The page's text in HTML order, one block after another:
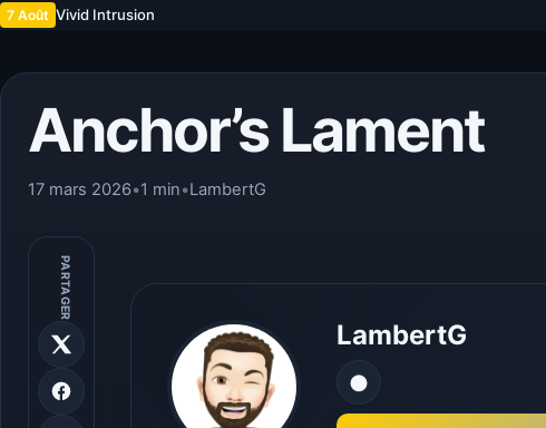
7 Août Vivid Intrusion
Anchor’s Lament
17 mars 2026•1 min•LambertG
PARTAGER
LambertG